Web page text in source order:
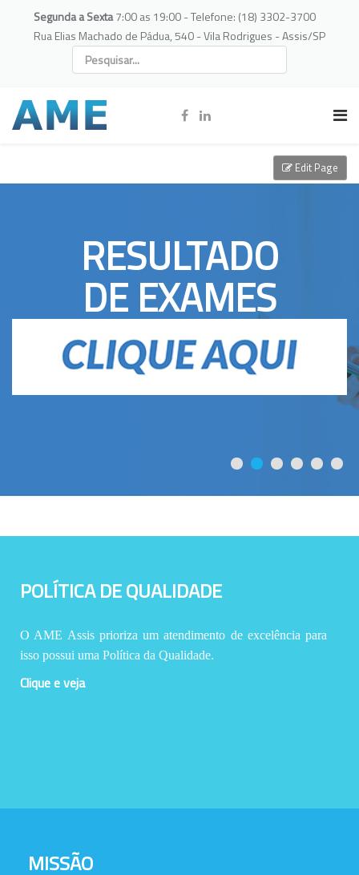
Segunda a Sexta7:00 as 19:00 - Telefone: (18) 3302-3700
Rua Elias Machado de Pádua, 540 - Vila Rodrigues - Assis/SP
RESULTADO
DE EXAMES
POLÍTICA DE QUALIDADE
O AME Assis prioriza um atendimento de excelência para
isso possui uma Política da Qualidade.
Clique e veja
MISSÃO
Edit Page